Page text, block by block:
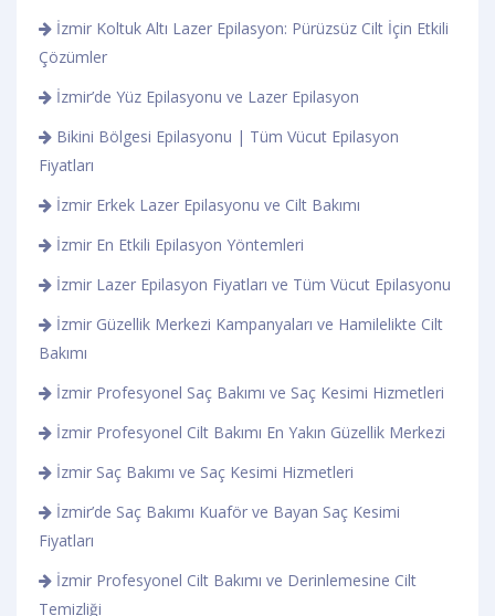
İzmir Koltuk Altı Lazer Epilasyon: Pürüzsüz Cilt İçin Etkili
Çözümler
İzmir’de Yüz Epilasyonu ve Lazer Epilasyon
Bikini Bölgesi Epilasyonu | Tüm Vücut Epilasyon
Fiyatları
İzmir Erkek Lazer Epilasyonu ve Cilt Bakımı
İzmir En Etkili Epilasyon Yöntemleri
İzmir Lazer Epilasyon Fiyatları ve Tüm Vücut Epilasyonu
İzmir Güzellik Merkezi Kampanyaları ve Hamilelikte Cilt
Bakımı
İzmir Profesyonel Saç Bakımı ve Saç Kesimi Hizmetleri
İzmir Profesyonel Cilt Bakımı En Yakın Güzellik Merkezi
İzmir Saç Bakımı ve Saç Kesimi Hizmetleri
İzmir’de Saç Bakımı Kuaför ve Bayan Saç Kesimi
Fiyatları
İzmir Profesyonel Cilt Bakımı ve Derinlemesine Cilt
Temizliği